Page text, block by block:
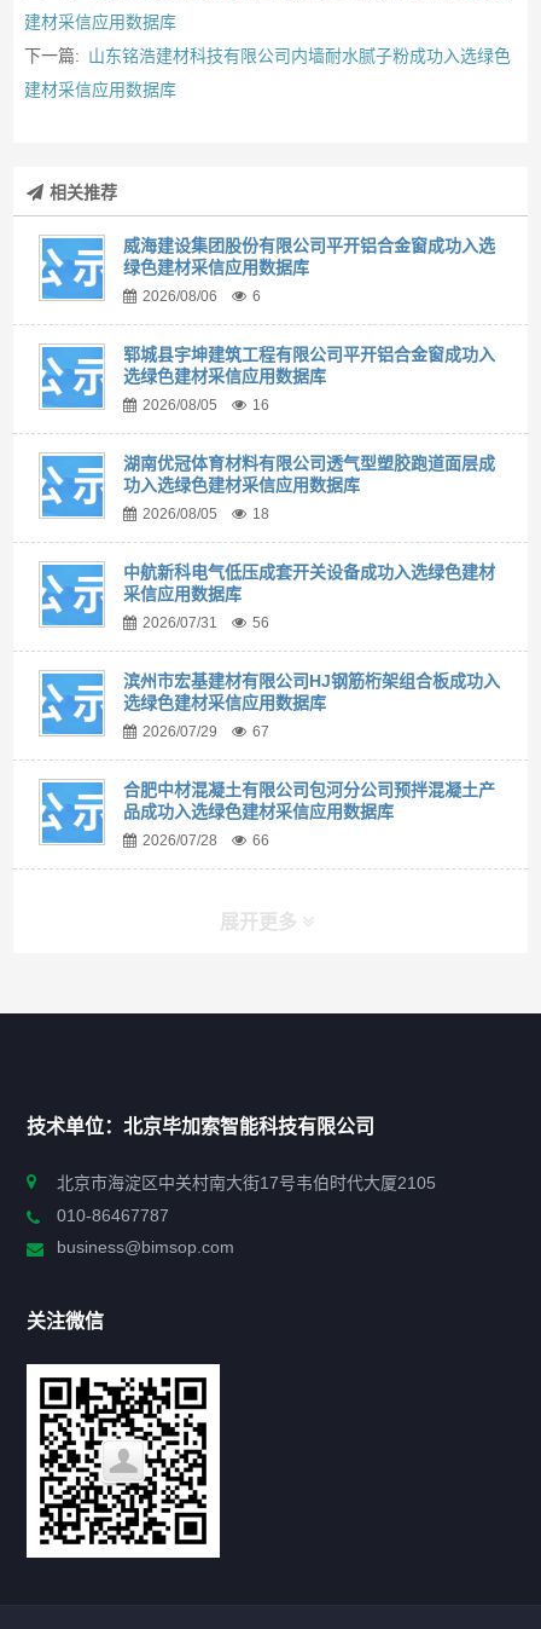
建材采信应用数据库
下一篇: 山东铭浩建材科技有限公司内墙耐水腻子粉成功入选绿色
建材采信应用数据库
相关推荐
威海建设集团股份有限公司平开铝合金窗成功入选
绿色建材采信应用数据库
2026/08/06 6
郓城县宇坤建筑工程有限公司平开铝合金窗成功入
选绿色建材采信应用数据库
2026/08/05 16
湖南优冠体育材料有限公司透气型塑胶跑道面层成
功入选绿色建材采信应用数据库
2026/08/05 18
中航新科电气低压成套开关设备成功入选绿色建材
采信应用数据库
2026/07/31 56
滨州市宏基建材有限公司HJ钢筋桁架组合板成功入
选绿色建材采信应用数据库
2026/07/29 67
合肥中材混凝土有限公司包河分公司预拌混凝土产
品成功入选绿色建材采信应用数据库
2026/07/28 66
展开更多
政策法规
新闻资讯
工作动态
会议活动
技术单位：北京毕加索智能科技有限公司
北京市海淀区中关村南大街17号韦伯时代大厦2105
010-86467787
business@bimsop.com
关注微信